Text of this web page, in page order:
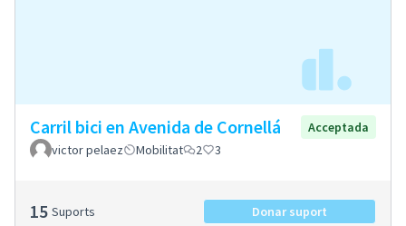
Carril bici en Avenida de Cornellá
Acceptada
victor pelaez
Mobilitat 2 3
15 Suports Donar suport